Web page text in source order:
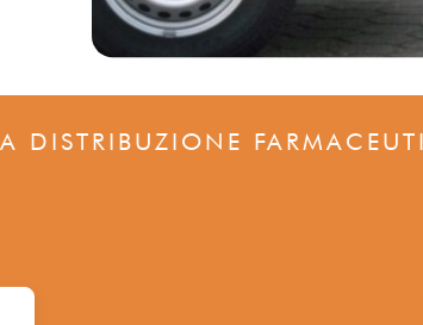
DISTRIBUZIONE